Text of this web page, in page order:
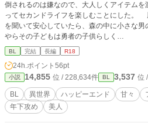
倒されるのは嫌なので、大人しくアイテム
ってセカンドライフを楽しむことにした。 風の噂で勇者が魔王を倒したこと
を聞いて安心していたら、森の中に小さな男の
やらその子どもは勇者の子供らしく…
BL 完結 長編 R18
24h.ポイント 56pt
小説 14,855 位 / 228,634件 BL 3,537 位
BL 異世界 ハッピーエンド 甘々
年下攻め
美人